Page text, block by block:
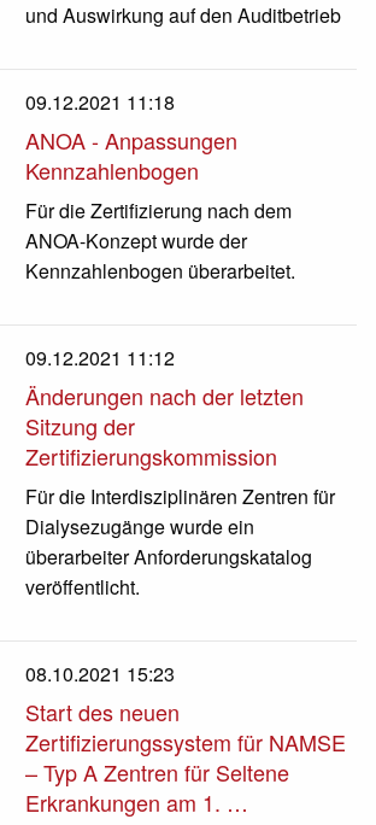
und Auswirkung auf den Auditbetrieb
09.12.2021 11:18
ANOA - Anpassungen
Kennzahlenbogen
Für die Zertifizierung nach dem
ANOA-Konzept wurde der
Kennzahlenbogen überarbeitet.
09.12.2021 11:12
Änderungen nach der letzten
Sitzung der
Zertifizierungskommission
Für die Interdisziplinären Zentren für
Dialysezugänge wurde ein
überarbeiter Anforderungskatalog
veröffentlicht.
08.10.2021 15:23
Start des neuen
Zertifizierungssystem für NAMSE
– Typ A Zentren für Seltene
Erkrankungen am 1. …